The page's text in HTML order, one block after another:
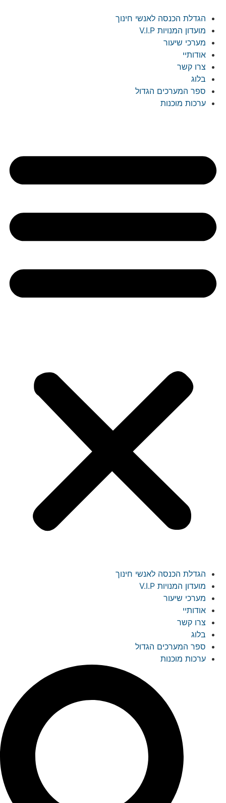
לתוכן
הגדלת הכנסה לאנשי חינוך
מועדון המנויות V.I.P
מערכי שיעור
אודותיי
צרו קשר
בלוג
ספר המערכים הגדול
ערכות מוכנות
הגדלת הכנסה לאנשי חינוך
מועדון המנויות V.I.P
מערכי שיעור
אודותיי
צרו קשר
בלוג
ספר המערכים הגדול
ערכות מוכנות